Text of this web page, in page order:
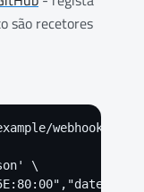
são recetores
webhook \
\